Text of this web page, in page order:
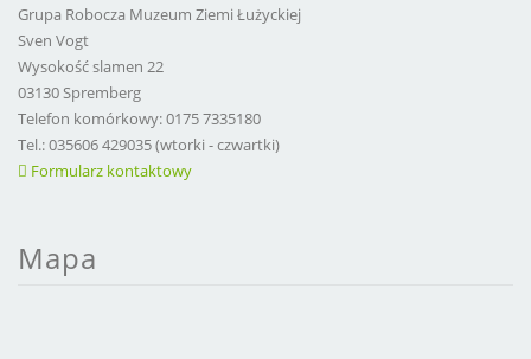
Grupa Robocza Muzeum Ziemi Łużyckiej
Sven Vogt
Wysokość slamen 22
03130 Spremberg
Telefon komórkowy: 0175 7335180
Tel.: 035606 429035 (wtorki - czwartki)
Formularz kontaktowy
Mapa